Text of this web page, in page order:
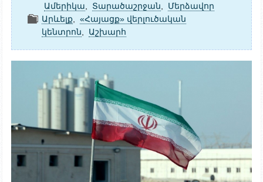
Ամերիկա
Տարածաշրջան
Մերձավոր
Արևելք
«Հայացք» վերլուծական
կենտրոն
Աշխարհ